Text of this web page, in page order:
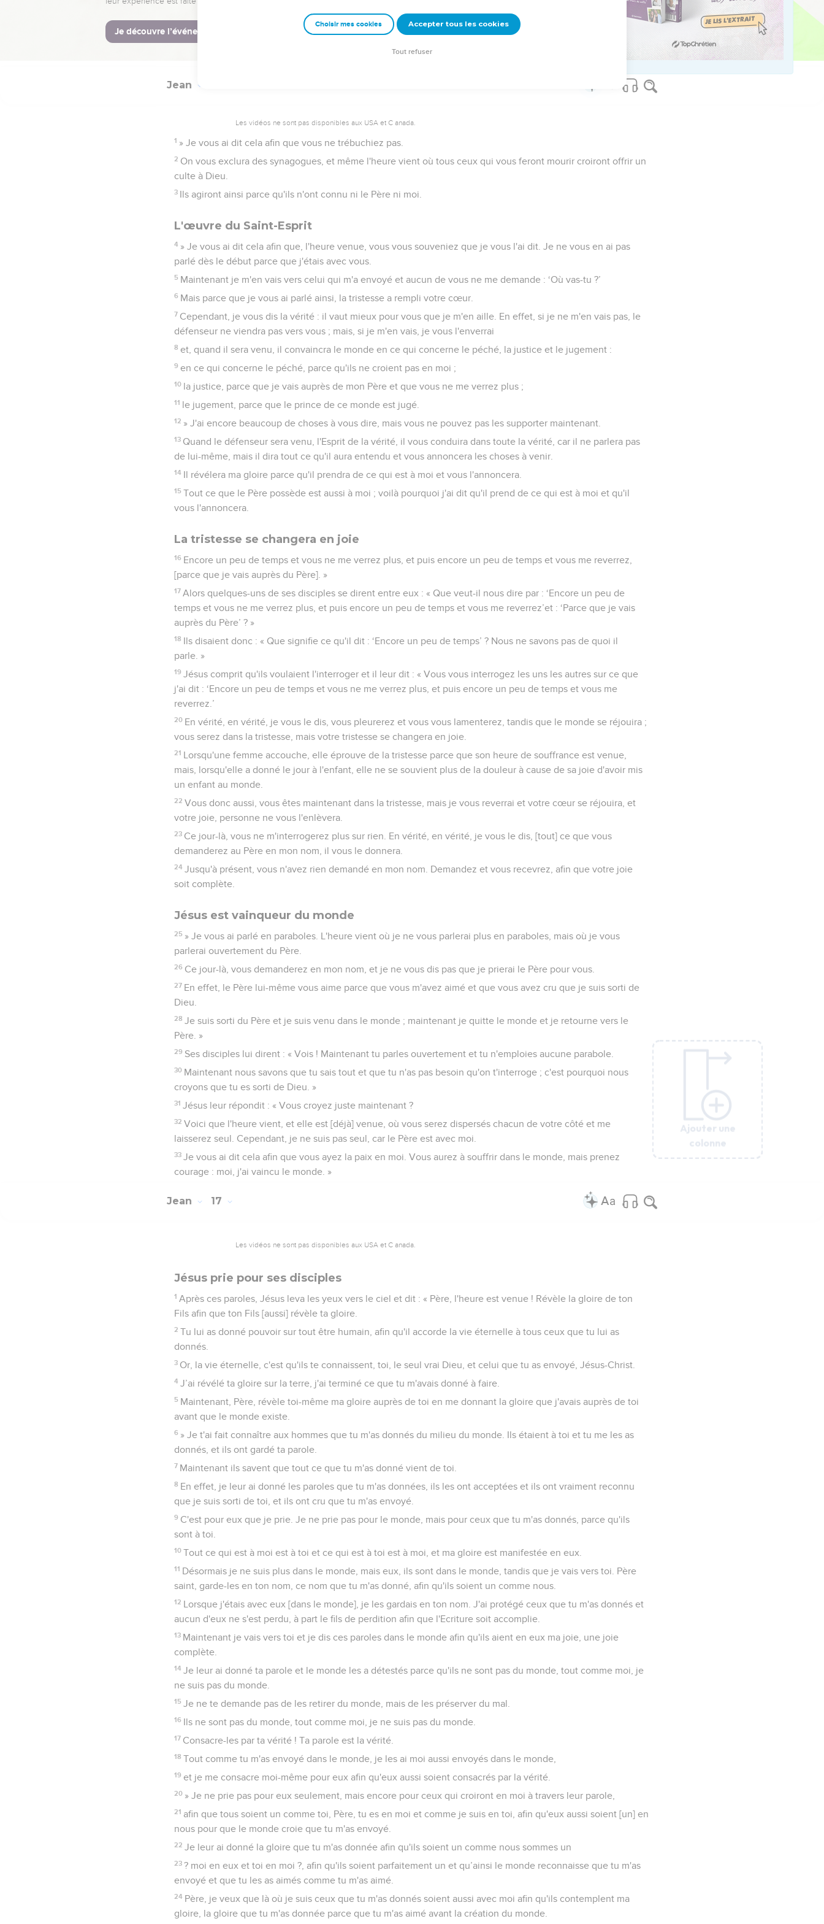
» Quand sera venu le défenseur que je vous enverrai de la part du Père, l'Esprit de la vérité qui vient du Père,
il rendra témoignage de moi.
Et vous aussi, vous me rendrez témoignage, parce que vous êtes avec moi depuis le début.
Ajouter une
colonne
Jean
Les vidéos ne sont pas disponibles aux USA et C anada.
1 » Je vous ai dit cela afin que vous ne trébuchiez pas.
2 On vous exclura des synagogues, et même l'heure vient où tous ceux qui vous feront mourir croiront offrir un
culte à Dieu.
3 Ils agiront ainsi parce qu'ils n'ont connu ni le Père ni moi.
L'œuvre du Saint-Esprit
4 » Je vous ai dit cela afin que, l'heure venue, vous vous souveniez que je vous l'ai dit. Je ne vous en ai pas
parlé dès le début parce que j'étais avec vous.
5 Maintenant je m'en vais vers celui qui m'a envoyé et aucun de vous ne me demande : ‘Où vas-tu ?’
6 Mais parce que je vous ai parlé ainsi, la tristesse a rempli votre cœur.
7 Cependant, je vous dis la vérité : il vaut mieux pour vous que je m'en aille. En effet, si je ne m'en vais pas, le
défenseur ne viendra pas vers vous ; mais, si je m'en vais, je vous l'enverrai
8 et, quand il sera venu, il convaincra le monde en ce qui concerne le péché, la justice et le jugement :
9 en ce qui concerne le péché, parce qu'ils ne croient pas en moi ;
10 la justice, parce que je vais auprès de mon Père et que vous ne me verrez plus ;
11 le jugement, parce que le prince de ce monde est jugé.
12 » J'ai encore beaucoup de choses à vous dire, mais vous ne pouvez pas les supporter maintenant.
13 Quand le défenseur sera venu, l'Esprit de la vérité, il vous conduira dans toute la vérité, car il ne parlera pas
de lui-même, mais il dira tout ce qu'il aura entendu et vous annoncera les choses à venir.
14 Il révélera ma gloire parce qu'il prendra de ce qui est à moi et vous l'annoncera.
15 Tout ce que le Père possède est aussi à moi ; voilà pourquoi j'ai dit qu'il prend de ce qui est à moi et qu'il
vous l'annoncera.
La tristesse se changera en joie
16 Encore un peu de temps et vous ne me verrez plus, et puis encore un peu de temps et vous me reverrez,
[parce que je vais auprès du Père]. »
17 Alors quelques-uns de ses disciples se dirent entre eux : « Que veut-il nous dire par : ‘Encore un peu de
temps et vous ne me verrez plus, et puis encore un peu de temps et vous me reverrez’et : ‘Parce que je vais
auprès du Père’ ? »
18 Ils disaient donc : « Que signifie ce qu'il dit : ‘Encore un peu de temps’ ? Nous ne savons pas de quoi il
parle. »
19 Jésus comprit qu'ils voulaient l'interroger et il leur dit : « Vous vous interrogez les uns les autres sur ce que
j'ai dit : ‘Encore un peu de temps et vous ne me verrez plus, et puis encore un peu de temps et vous me
reverrez.’
20 En vérité, en vérité, je vous le dis, vous pleurerez et vous vous lamenterez, tandis que le monde se réjouira ;
vous serez dans la tristesse, mais votre tristesse se changera en joie.
21 Lorsqu'une femme accouche, elle éprouve de la tristesse parce que son heure de souffrance est venue,
mais, lorsqu'elle a donné le jour à l'enfant, elle ne se souvient plus de la douleur à cause de sa joie d'avoir mis
un enfant au monde.
22 Vous donc aussi, vous êtes maintenant dans la tristesse, mais je vous reverrai et votre cœur se réjouira, et
votre joie, personne ne vous l'enlèvera.
23 Ce jour-là, vous ne m'interrogerez plus sur rien. En vérité, en vérité, je vous le dis, [tout] ce que vous
demanderez au Père en mon nom, il vous le donnera.
24 Jusqu'à présent, vous n'avez rien demandé en mon nom. Demandez et vous recevrez, afin que votre joie
soit complète.
Jésus est vainqueur du monde
25 » Je vous ai parlé en paraboles. L'heure vient où je ne vous parlerai plus en paraboles, mais où je vous
parlerai ouvertement du Père.
26 Ce jour-là, vous demanderez en mon nom, et je ne vous dis pas que je prierai le Père pour vous.
27 En effet, le Père lui-même vous aime parce que vous m'avez aimé et que vous avez cru que je suis sorti de
Dieu.
28 Je suis sorti du Père et je suis venu dans le monde ; maintenant je quitte le monde et je retourne vers le
Père. »
29 Ses disciples lui dirent : « Vois ! Maintenant tu parles ouvertement et tu n'emploies aucune parabole.
30 Maintenant nous savons que tu sais tout et que tu n'as pas besoin qu'on t'interroge ; c'est pourquoi nous
croyons que tu es sorti de Dieu. »
31 Jésus leur répondit : « Vous croyez juste maintenant ?
32 Voici que l'heure vient, et elle est [déjà] venue, où vous serez dispersés chacun de votre côté et me
laisserez seul. Cependant, je ne suis pas seul, car le Père est avec moi.
33 Je vous ai dit cela afin que vous ayez la paix en moi. Vous aurez à souffrir dans le monde, mais prenez
courage : moi, j'ai vaincu le monde. »
Ajouter une
colonne
Jean 17
Les vidéos ne sont pas disponibles aux USA et C anada.
Jésus prie pour ses disciples
1 Après ces paroles, Jésus leva les yeux vers le ciel et dit : « Père, l'heure est venue ! Révèle la gloire de ton
Fils afin que ton Fils [aussi] révèle ta gloire.
2 Tu lui as donné pouvoir sur tout être humain, afin qu'il accorde la vie éternelle à tous ceux que tu lui as
donnés.
3 Or, la vie éternelle, c'est qu'ils te connaissent, toi, le seul vrai Dieu, et celui que tu as envoyé, Jésus-Christ.
4 J’ai révélé ta gloire sur la terre, j'ai terminé ce que tu m'avais donné à faire.
5 Maintenant, Père, révèle toi-même ma gloire auprès de toi en me donnant la gloire que j'avais auprès de toi
avant que le monde existe.
6 » Je t'ai fait connaître aux hommes que tu m'as donnés du milieu du monde. Ils étaient à toi et tu me les as
donnés, et ils ont gardé ta parole.
7 Maintenant ils savent que tout ce que tu m'as donné vient de toi.
8 En effet, je leur ai donné les paroles que tu m'as données, ils les ont acceptées et ils ont vraiment reconnu
que je suis sorti de toi, et ils ont cru que tu m'as envoyé.
9 C'est pour eux que je prie. Je ne prie pas pour le monde, mais pour ceux que tu m'as donnés, parce qu'ils
sont à toi.
10 Tout ce qui est à moi est à toi et ce qui est à toi est à moi, et ma gloire est manifestée en eux.
11 Désormais je ne suis plus dans le monde, mais eux, ils sont dans le monde, tandis que je vais vers toi. Père
saint, garde-les en ton nom, ce nom que tu m'as donné, afin qu'ils soient un comme nous.
12 Lorsque j'étais avec eux [dans le monde], je les gardais en ton nom. J'ai protégé ceux que tu m'as donnés et
aucun d'eux ne s'est perdu, à part le fils de perdition afin que l'Ecriture soit accomplie.
13 Maintenant je vais vers toi et je dis ces paroles dans le monde afin qu'ils aient en eux ma joie, une joie
complète.
14 Je leur ai donné ta parole et le monde les a détestés parce qu'ils ne sont pas du monde, tout comme moi, je
ne suis pas du monde.
15 Je ne te demande pas de les retirer du monde, mais de les préserver du mal.
16 Ils ne sont pas du monde, tout comme moi, je ne suis pas du monde.
17 Consacre-les par ta vérité ! Ta parole est la vérité.
18 Tout comme tu m'as envoyé dans le monde, je les ai moi aussi envoyés dans le monde,
19 et je me consacre moi-même pour eux afin qu'eux aussi soient consacrés par la vérité.
20 » Je ne prie pas pour eux seulement, mais encore pour ceux qui croiront en moi à travers leur parole,
21 afin que tous soient un comme toi, Père, tu es en moi et comme je suis en toi, afin qu'eux aussi soient [un] en
nous pour que le monde croie que tu m'as envoyé.
22 Je leur ai donné la gloire que tu m'as donnée afin qu'ils soient un comme nous sommes un
23 ? moi en eux et toi en moi ?, afin qu'ils soient parfaitement un et qu’ainsi le monde reconnaisse que tu m'as
envoyé et que tu les as aimés comme tu m'as aimé.
24 Père, je veux que là où je suis ceux que tu m'as donnés soient aussi avec moi afin qu'ils contemplent ma
gloire, la gloire que tu m'as donnée parce que tu m'as aimé avant la création du monde.
Ajouter une
colonne
Ajouter une
colonne
Ajouter une
colonne
Choisir mes cookies Accepter tous les cookies
Tout refuser